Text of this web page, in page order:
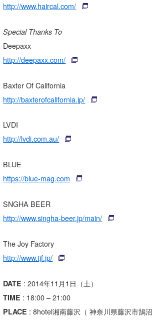
http://www.haircal.com/
Special Thanks To
Deepaxx
http://deepaxx.com/
Baxter Of California
http://baxterofcalifornia.jp/
LVDI
http://lvdi.com.au/
BLUE
https://blue-mag.com
SNGHA BEER
http://www.singha-beer.jp/main/
The Joy Factory
http://www.tjf.jp/
DATE : 2014年11月1日（土）
TIME : 18:00 – 21:00
PLACE : 8hotel湘南藤沢（ 神奈川県藤沢市鵠沼
S.K
Soulman
VAGY
YUKI☆
唐澤予報士
ゴン
米山予報士